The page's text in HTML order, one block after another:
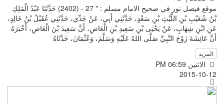
موقع فيصل نور في صحيح الامام مسلم : " 27 - (2402) حَدَّثَنَا عَبْدُ الْمَلِكِ
بْنُ شُعَيْبِ بْنِ اللَّيْثِ بْنِ سَعْدٍ، حَدَّثَنِي أَبِي، عَنْ جَدِّي، حَدَّثَنِي عُقَيْلُ بْنُ خَالِدٍ،
عَنِ ابْنِ شِهَابٍ، عَنْ يَحْيَى بْنِ سَعِيدِ بْنِ الْعَاصِ، أَنَّ سَعِيدَ بْنَ الْعَاصِ، أَخْبَرَهُ
أَنَّ عَائِشَةَ زَوْجَ النَّبِيِّ صَلَّى اللهُ عَلَيْهِ وَسَلَّمَ، وَعُثْمَانَ، حَدَّثَاهُ
المزيد
الاثنين PM 06:59
2015-10-12